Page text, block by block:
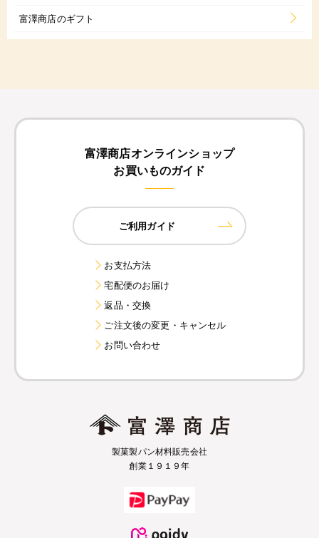
富澤商店のギフト
富澤商店オンラインショップ
お買いものガイド
ご利用ガイド
お支払方法
宅配便のお届け
返品・交換
ご注文後の変更・キャンセル
お問い合わせ
製菓製パン材料販売会社
創業１９１９年